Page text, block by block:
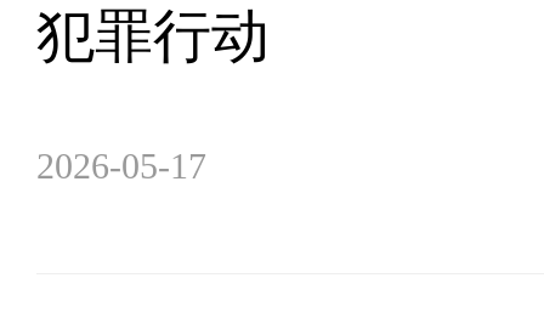
犯罪行动
2026-05-17